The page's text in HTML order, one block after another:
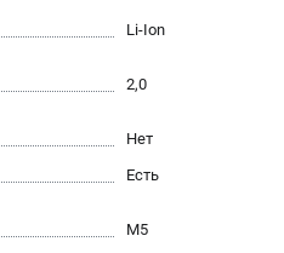
Li-Ion
2,0
Нет
Есть
M5